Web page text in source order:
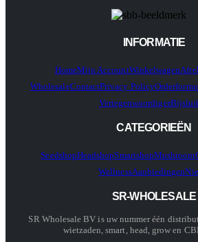
INFORMATIE
HomeMijn AccountWinkelwagen
WholesaleContactPrivacy Policy
Vertegenwoordiger
CATEGORIEËN
SeedshopHeadshopSmartshopMushroom
WellnessAanbiedingen
SR-WHOLESALE
SR Wholesale BV is uw nummer één
wietzaden, smart, head, grow en